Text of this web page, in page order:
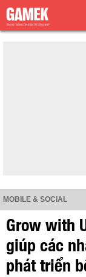
MOBILE & SOCIAL
Grow with
giúp các
phát triển